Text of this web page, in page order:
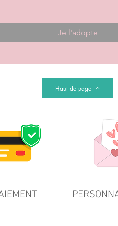
Je l'adopte
Haut de page